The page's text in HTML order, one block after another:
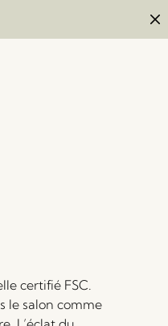
certifié FSC.
le salon comme